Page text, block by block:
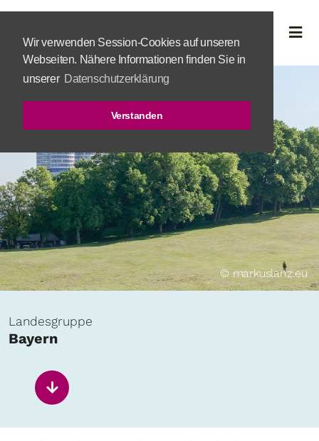
Wir verwenden Session-Cookies auf unseren
Webseiten. Nähere Informationen finden Sie in
unserer Datenschutzerklärung
Verstanden
© markuslanz.eu
Landesgruppe
Bayern